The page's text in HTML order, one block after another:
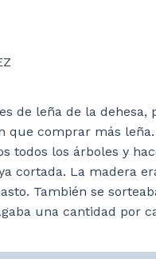
de leña de la
que comprar más
todos los árboles y
cortada. La madera
También se
una cantidad por